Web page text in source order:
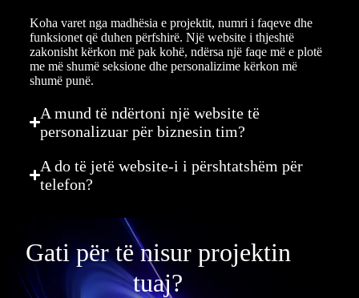
Koha varet nga madhësia e projektit, numri i faqeve dhe
funksionet që duhen përfshirë. Një website i thjeshtë
zakonisht kërkon më pak kohë, ndërsa një faqe më e plotë
me më shumë seksione dhe personalizime kërkon më
shumë punë.
A mund të ndërtoni një website të
personalizuar për biznesin tim?
A do të jetë website-i i përshtatshëm për
telefon?
Gati për të nisur projektin
tuaj?